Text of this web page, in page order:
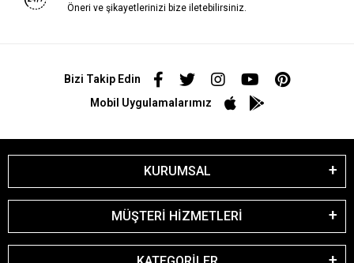
Öneri ve şikayetlerinizi bize iletebilirsiniz.
Bizi Takip Edin
Mobil Uygulamalarımız
KURUMSAL
MÜŞTERİ HİZMETLERİ